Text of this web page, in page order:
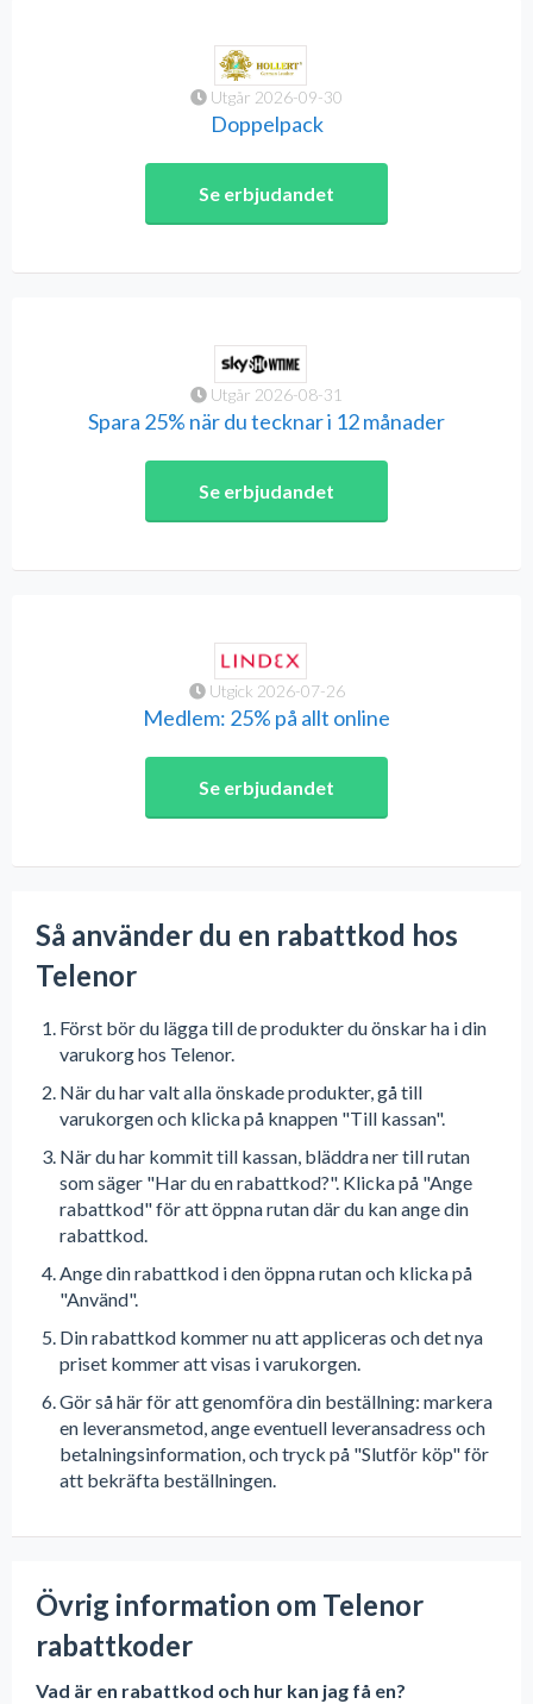
Utgår 2026-09-30
Doppelpack
Se erbjudandet
Utgår 2026-08-31
Spara 25% när du tecknar i 12 månader
Se erbjudandet
Utgick 2026-07-26
Medlem: 25% på allt online
Se erbjudandet
Så använder du en rabattkod hos
Telenor
Först bör du lägga till de produkter du önskar ha i din
varukorg hos Telenor.
När du har valt alla önskade produkter, gå till
varukorgen och klicka på knappen "Till kassan".
När du har kommit till kassan, bläddra ner till rutan
som säger "Har du en rabattkod?". Klicka på "Ange
rabattkod" för att öppna rutan där du kan ange din
rabattkod.
Ange din rabattkod i den öppna rutan och klicka på
"Använd".
Din rabattkod kommer nu att appliceras och det nya
priset kommer att visas i varukorgen.
Gör så här för att genomföra din beställning: markera
en leveransmetod, ange eventuell leveransadress och
betalningsinformation, och tryck på "Slutför köp" för
att bekräfta beställningen.
Övrig information om Telenor
rabattkoder
Vad är en rabattkod och hur kan jag få en?